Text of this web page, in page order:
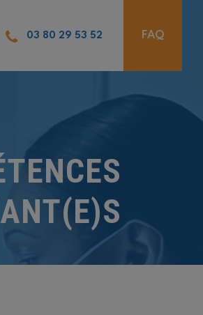
FAQ
03 80 29 53 52